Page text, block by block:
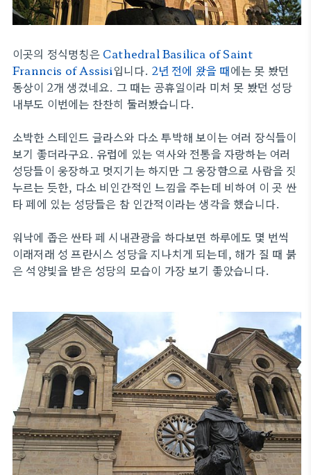
이곳의 정식명칭은 Cathedral Basilica of Saint
Franncis of Assisi입니다. 2년 전에 왔을 때에는 못 봤던
동상이 2개 생겼네요. 그 때는 공휴일이라 미처 못 봤던 성당
내부도 이번에는 찬찬히 둘러봤습니다.
소박한 스테인드 글라스와 다소 투박해 보이는 여러 장식들이
보기 좋더라구요. 유럽에 있는 역사와 전통을 자랑하는 여러
성당들이 웅장하고 멋지기는 하지만 그 웅장함으로 사람을 짓
누르는 듯한, 다소 비인간적인 느낌을 주는데 비하여 이 곳 싼
타 페에 있는 성당들은 참 인간적이라는 생각을 했습니다.
워낙에 좁은 싼타 페 시내관광을 하다보면 하루에도 몇 번씩
이래저래 성 프란시스 성당을 지나치게 되는데, 해가 질 때 붉
은 석양빛을 받은 성당의 모습이 가장 보기 좋았습니다.